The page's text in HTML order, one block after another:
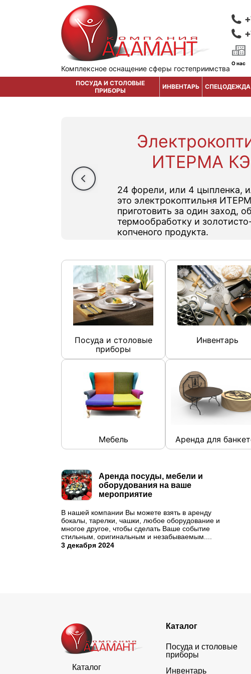
Комплексное оснащение сферы гостеприимства
О нас
ПОСУДА И СТОЛОВЫЕ
ПРИБОРЫ
ИНВЕНТАРЬ СПЕЦОДЕЖДА
ИТЕРМА
24 форели, или 4 цыпленка,
это электрокоптильня
приготовить за один заход,
термообработку и
копченого продукта.
Посуда и столовые
приборы
Инвентарь
Мебель Аренда для
Аренда посуды, мебели и
оборудования на ваше
мероприятие
В нашей компании Вы можете взять в аренду
бокалы, тарелки, чашки, любое оборудование и
многое другое, чтобы сделать Ваше событие
стильным, оригинальным и незабываемым....
3 декабря 2024
Каталог
Каталог
Посуда и столовые
приборы
Инвентарь